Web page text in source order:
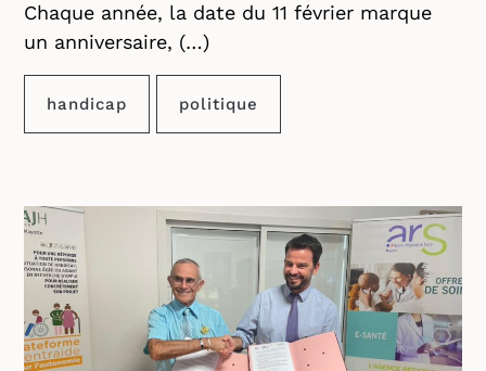
Chaque année, la date du 11 février marque
un anniversaire, (…)
handicap politique